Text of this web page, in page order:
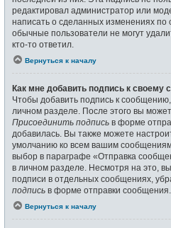
редактировал администратор или
написать о сделанных изменениях по
обычные пользователи не могут
кто-то ответил.
Вернуться к началу
Как мне добавить подпись к своему
Чтобы добавить подпись к
личном разделе. После этого вы
Присоединить подпись в форме
добавилась. Вы также можете
умолчанию ко всем вашим
выбор в параграфе «Отправка
в личном разделе. Несмотря на это,
подписи в отдельных сообщениях,
подпись в форме отправки сообщения.
Вернуться к началу